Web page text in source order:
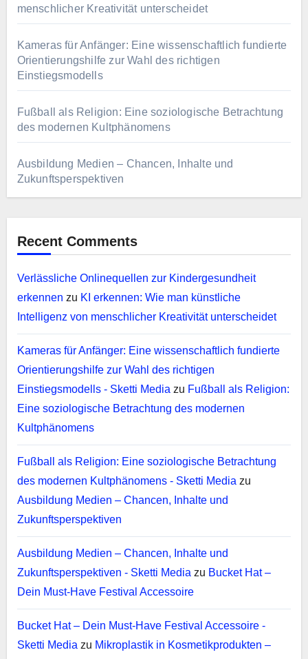
menschlicher Kreativität unterscheidet
Kameras für Anfänger: Eine wissenschaftlich fundierte
Orientierungshilfe zur Wahl des richtigen
Einstiegsmodells
Fußball als Religion: Eine soziologische Betrachtung
des modernen Kultphänomens
Ausbildung Medien – Chancen, Inhalte und
Zukunftsperspektiven
Recent Comments
Verlässliche Onlinequellen zur Kindergesundheit
erkennen zu KI erkennen: Wie man künstliche
Intelligenz von menschlicher Kreativität unterscheidet
Kameras für Anfänger: Eine wissenschaftlich fundierte
Orientierungshilfe zur Wahl des richtigen
Einstiegsmodells - Sketti Media zu Fußball als Religion:
Eine soziologische Betrachtung des modernen
Kultphänomens
Fußball als Religion: Eine soziologische Betrachtung
des modernen Kultphänomens - Sketti Media zu
Ausbildung Medien – Chancen, Inhalte und
Zukunftsperspektiven
Ausbildung Medien – Chancen, Inhalte und
Zukunftsperspektiven - Sketti Media zu Bucket Hat –
Dein Must-Have Festival Accessoire
Bucket Hat – Dein Must-Have Festival Accessoire -
Sketti Media zu Mikroplastik in Kosmetikprodukten –